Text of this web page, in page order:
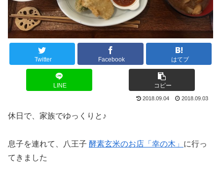
Twitter Facebook はてブ
LINE コピー
2018.09.04 2018.09.03
休日で、家族でゆっくりと♪
息子を連れて、八王子 酵素玄米のお店「幸の木」 に行っ
てきました